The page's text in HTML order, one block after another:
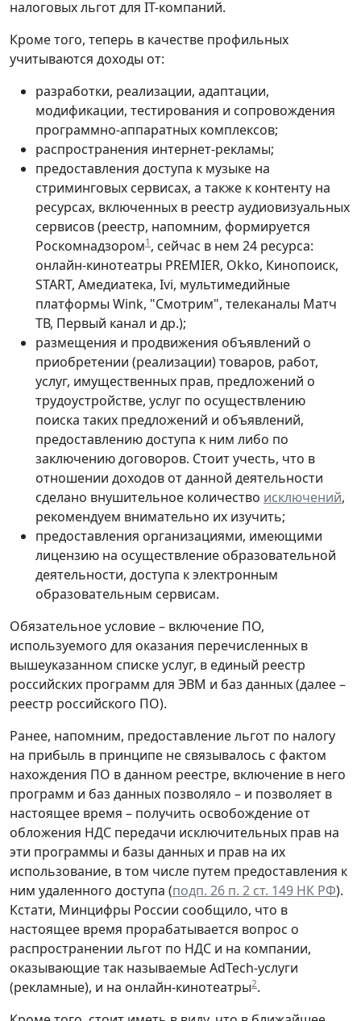
налоговых льгот для IT-компаний.
Кроме того, теперь в качестве профильных
учитываются доходы от:
разработки, реализации, адаптации,
модификации, тестирования и сопровождения
программно-аппаратных комплексов;
распространения интернет-рекламы;
предоставления доступа к музыке на
стриминговых сервисах, а также к контенту на
ресурсах, включенных в реестр аудиовизуальных
сервисов (реестр, напомним, формируется
Роскомнадзором1, сейчас в нем 24 ресурса:
онлайн-кинотеатры PREMIER, Оkko, Кинопоиск,
START, Амедиатека, Ivi, мультимедийные
платформы Wink, "Смотрим", телеканалы Матч
ТВ, Первый канал и др.);
размещения и продвижения объявлений о
приобретении (реализации) товаров, работ,
услуг, имущественных прав, предложений о
трудоустройстве, услуг по осуществлению
поиска таких предложений и объявлений,
предоставлению доступа к ним либо по
заключению договоров. Стоит учесть, что в
отношении доходов от данной деятельности
сделано внушительное количество исключений,
рекомендуем внимательно их изучить;
предоставления организациями, имеющими
лицензию на осуществление образовательной
деятельности, доступа к электронным
образовательным сервисам.
Обязательное условие – включение ПО,
используемого для оказания перечисленных в
вышеуказанном списке услуг, в единый реестр
российских программ для ЭВМ и баз данных (далее –
реестр российского ПО).
Ранее, напомним, предоставление льгот по налогу
на прибыль в принципе не связывалось с фактом
нахождения ПО в данном реестре, включение в него
программ и баз данных позволяло – и позволяет в
настоящее время – получить освобождение от
обложения НДС передачи исключительных прав на
эти программы и базы данных и прав на их
использование, в том числе путем предоставления к
ним удаленного доступа (подп. 26 п. 2 ст. 149 НК РФ).
Кстати, Минцифры России сообщило, что в
настоящее время прорабатывается вопрос о
распространении льгот по НДС и на компании,
оказывающие так называемые AdTech-услуги
(рекламные), и на онлайн-кинотеатры2.